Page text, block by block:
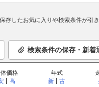
存したお気に入りや検索条件が引
検索条件の保存・新着
価格
高
年式
新
古